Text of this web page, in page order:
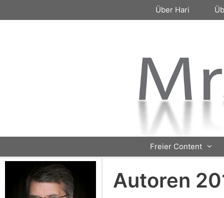
Über Hari
Freier Content
Autoren